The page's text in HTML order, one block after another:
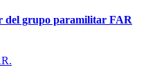
del grupo paramilitar FAR